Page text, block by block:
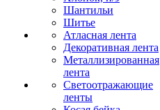
Шантильи
Шитье
Атласная лента
Декоративная лента
Металлизированная
лента
Светоотражающие
ленты